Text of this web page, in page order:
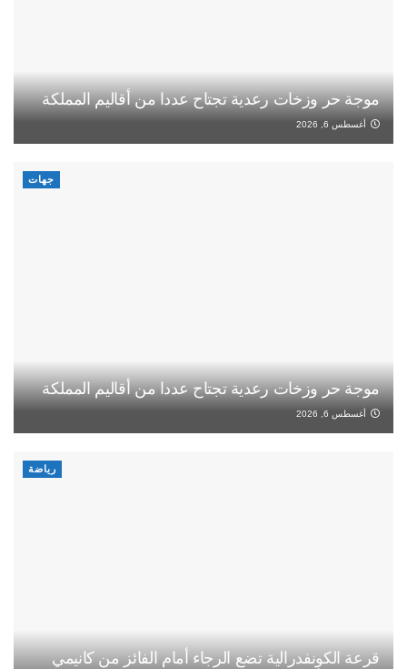
موجة حر وزخات رعدية تجتاح عددا من أقاليم المملكة
أغسطس 6, 2026
جهات
موجة حر وزخات رعدية تجتاح عددا من أقاليم المملكة
أغسطس 6, 2026
رياضة
قرعة الكونفدرالية تضع الرجاء أمام الفائز من كانيمي